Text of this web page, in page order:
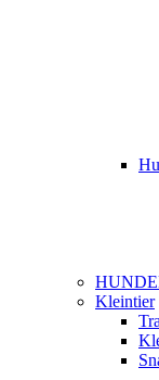
Kleintier